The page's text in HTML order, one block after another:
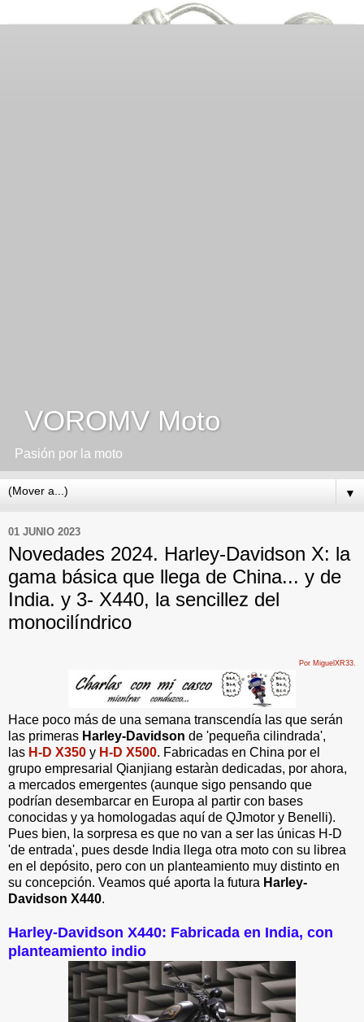
VOROMV Moto
Pasión por la moto
▼
01 JUNIO 2023
Novedades 2024. Harley-Davidson X: la
gama básica que llega de China... y de
India. y 3- X440, la sencillez del
monocilíndrico
Por MiguelXR33.
Hace poco más de una semana transcendía las que serán
las primeras Harley-Davidson de 'pequeña cilindrada',
las H-D X350 y H-D X500. Fabricadas en China por el
grupo empresarial Qianjiang estaràn dedicadas, por ahora,
a mercados emergentes (aunque sigo pensando que
podrían desembarcar en Europa al partir con bases
conocidas y ya homologadas aquí de QJmotor y Benelli).
Pues bien, la sorpresa es que no van a ser las únicas H-D
'de entrada', pues desde India llega otra moto con su librea
en el depósito, pero con un planteamiento muy distinto en
su concepción. Veamos qué aporta la futura Harley-
Davidson X440.
Harley-Davidson X440: Fabricada en India, con
planteamiento indio